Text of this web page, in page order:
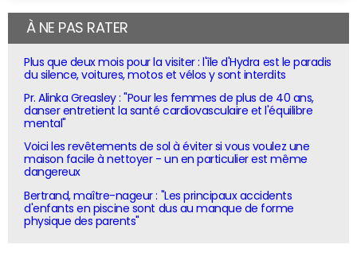
À NE PAS RATER
Plus que deux mois pour la visiter : l'île d'Hydra est le paradis
du silence, voitures, motos et vélos y sont interdits
Pr. Alinka Greasley : "Pour les femmes de plus de 40 ans,
danser entretient la santé cardiovasculaire et l'équilibre
mental"
Voici les revêtements de sol à éviter si vous voulez une
maison facile à nettoyer - un en particulier est même
dangereux
Bertrand, maître-nageur : "Les principaux accidents
d'enfants en piscine sont dus au manque de forme
physique des parents"